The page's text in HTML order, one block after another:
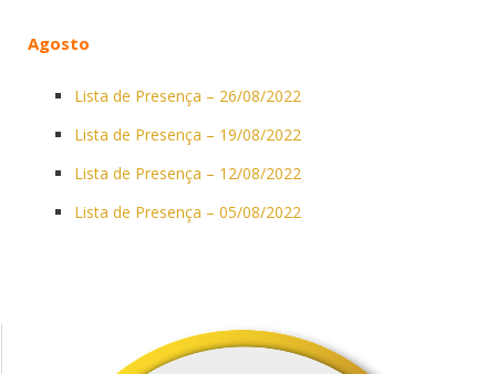
Agosto
Lista de Presença – 26/08/2022
Lista de Presença – 19/08/2022
Lista de Presença – 12/08/2022
Lista de Presença – 05/08/2022